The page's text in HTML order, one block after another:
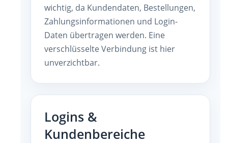
wichtig, da Kundendaten, Bestellungen,
Zahlungsinformationen und Login-
Daten übertragen werden. Eine
verschlüsselte Verbindung ist hier
unverzichtbar.
Logins &
Kundenbereiche